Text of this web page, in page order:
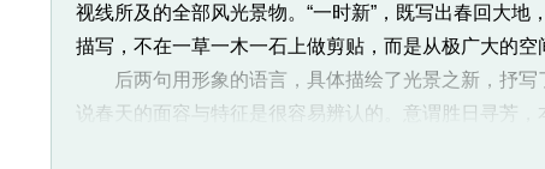
视线所及的全部风光景物。“一时新”，既写出春回大
描写，不在一草一木一石上做剪贴，而是从极广大的空
后两句用形象的语言，具体描绘了光景之新，抒写了
说春天的面容与特征是很容易辨认的。意谓胜日寻芳，
把春气、春景形象化了，拟人化了，把“识”字落到实